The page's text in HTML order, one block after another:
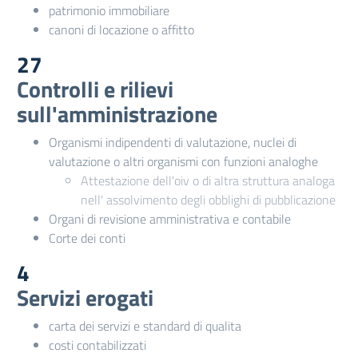
patrimonio immobiliare
canoni di locazione o affitto
27
Controlli e rilievi
sull'amministrazione
Organismi indipendenti di valutazione, nuclei di
valutazione o altri organismi con funzioni analoghe
Attestazione dell'oiv o di altra struttura analoga
nell' assolvimento degli obblighi di pubblicazione
Organi di revisione amministrativa e contabile
Corte dei conti
4
Servizi erogati
carta dei servizi e standard di qualita
costi contabilizzati